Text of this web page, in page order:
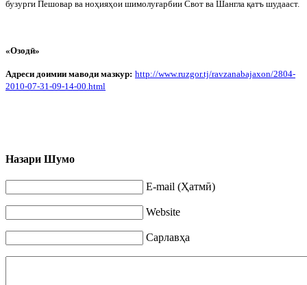
бузурги Пешовар ва ноҳияҳои шимолуғарбии Свот ва Шангла қатъ шудааст.
«Озодӣ»
Адреси доимии маводи мазкур: http://www.ruzgor.tj/ravzanabajaxon/2804-
2010-07-31-09-14-00. html
Назари Шумо
E-mail (Ҳатмӣ)
Website
Сарлавҳа